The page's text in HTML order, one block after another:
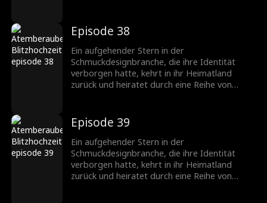
verschiedene Hindernisse überwunden haben,
wächst ihre Zuneigung zueinander, und sie
werden ein gefeiertes Paar in der
Schmuckbranche.
Episode 38
Ein aufgehender Stern in der
Schmuckdesignbranche, die ihre Identität
verborgen hatte, kehrt in ihr Heimatland
zurück und heiratet durch eine Reihe von
verschiedene Hindernisse überwunden haben,
wächst ihre Zuneigung zueinander, und sie
werden ein gefeiertes Paar in der
Schmuckbranche.
Episode 39
Ein aufgehender Stern in der
Schmuckdesignbranche, die ihre Identität
verborgen hatte, kehrt in ihr Heimatland
zurück und heiratet durch eine Reihe von